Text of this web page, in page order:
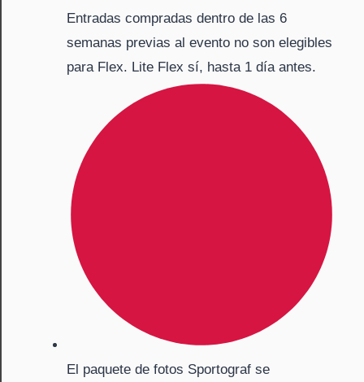
Entradas compradas dentro de las 6
semanas previas al evento no son elegibles
para Flex. Lite Flex sí, hasta 1 día antes.
El paquete de fotos Sportograf se